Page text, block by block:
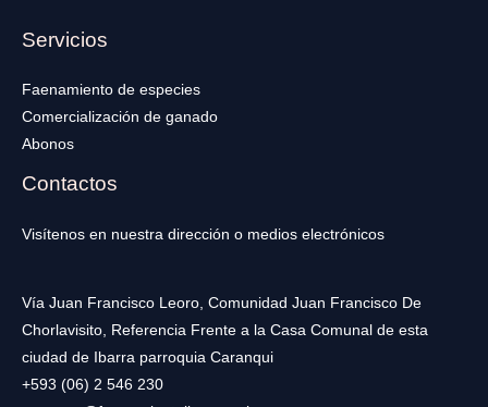
Servicios
Faenamiento de especies
Comercialización de ganado
Abonos
Contactos
Visítenos en nuestra dirección o medios electrónicos
Vía Juan Francisco Leoro, Comunidad Juan Francisco De
Chorlavisito, Referencia Frente a la Casa Comunal de esta
ciudad de Ibarra parroquia Caranqui
+593 (06) 2 546 230